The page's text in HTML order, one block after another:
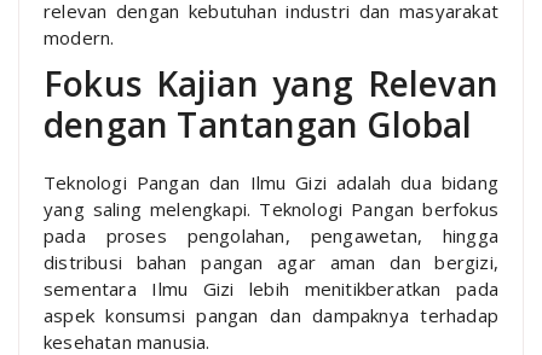
relevan dengan kebutuhan industri dan masyarakat
modern.
Fokus Kajian yang Relevan
dengan Tantangan Global
Teknologi Pangan dan Ilmu Gizi adalah dua bidang
yang saling melengkapi. Teknologi Pangan berfokus
pada proses pengolahan, pengawetan, hingga
distribusi bahan pangan agar aman dan bergizi,
sementara Ilmu Gizi lebih menitikberatkan pada
aspek konsumsi pangan dan dampaknya terhadap
kesehatan manusia.